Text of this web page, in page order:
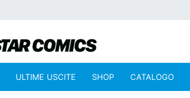
ULTIME USCITE SHOP CATALOGO